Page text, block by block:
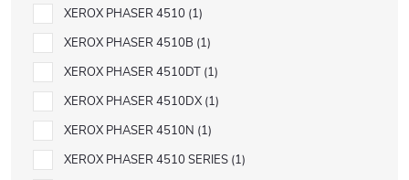
XEROX PHASER 4510 1
XEROX PHASER 4510B 1
XEROX PHASER 4510DT 1
XEROX PHASER 4510DX 1
XEROX PHASER 4510N 1
XEROX PHASER 4510 SERIES 1